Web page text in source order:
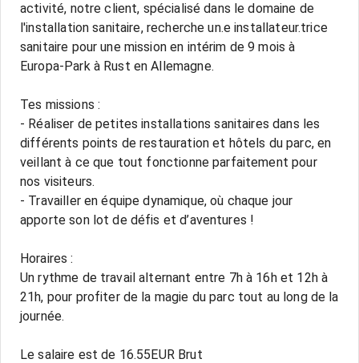
activité, notre client, spécialisé dans le domaine de
l'installation sanitaire, recherche un.e installateur.trice
sanitaire pour une mission en intérim de 9 mois à
Europa-Park à Rust en Allemagne.
Tes missions :
- Réaliser de petites installations sanitaires dans les
différents points de restauration et hôtels du parc, en
veillant à ce que tout fonctionne parfaitement pour
nos visiteurs.
- Travailler en équipe dynamique, où chaque jour
apporte son lot de défis et d’aventures !
Horaires :
Un rythme de travail alternant entre 7h à 16h et 12h à
21h, pour profiter de la magie du parc tout au long de la
journée.
Le salaire est de 16.55EUR Brut